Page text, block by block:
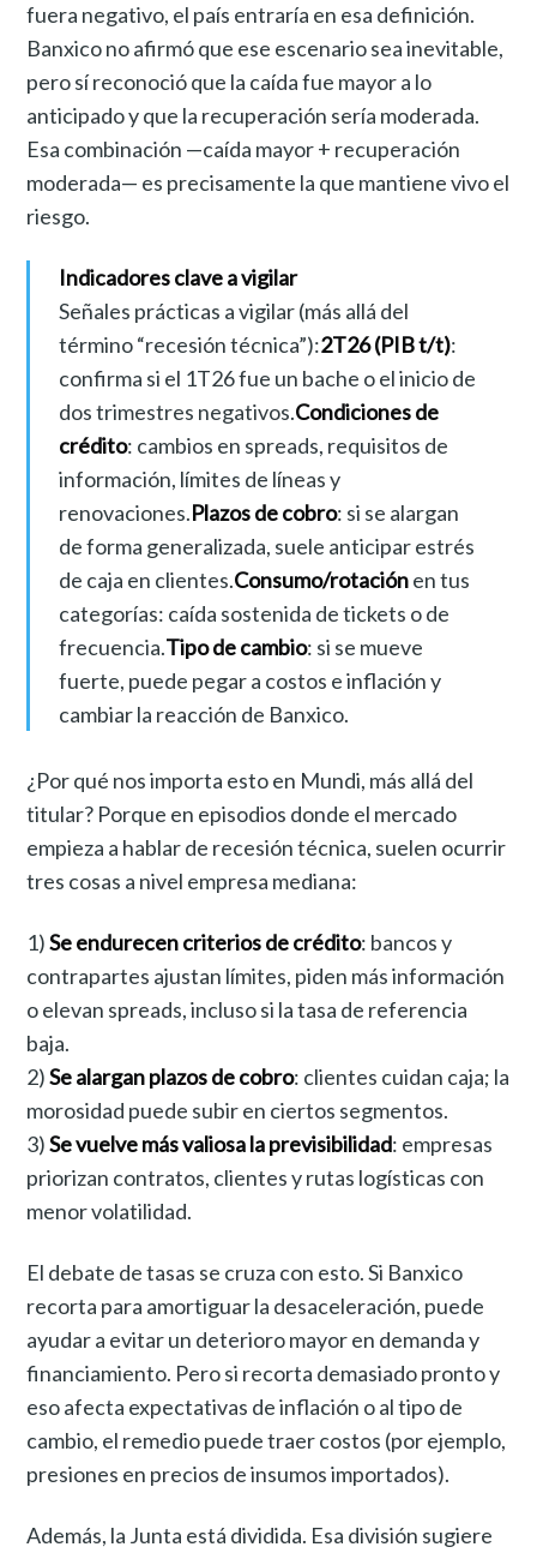
fuera negativo, el país entraría en esa definición.
Banxico no afirmó que ese escenario sea inevitable,
pero sí reconoció que la caída fue mayor a lo
anticipado y que la recuperación sería moderada.
Esa combinación —caída mayor + recuperación
moderada— es precisamente la que mantiene vivo el
riesgo.
Indicadores clave a vigilar
Señales prácticas a vigilar (más allá del
término “recesión técnica”):2T26 (PIB t/t):
confirma si el 1T26 fue un bache o el inicio de
dos trimestres negativos.Condiciones de
crédito: cambios en spreads, requisitos de
información, límites de líneas y
renovaciones.Plazos de cobro: si se alargan
de forma generalizada, suele anticipar estrés
de caja en clientes.Consumo/rotaciónen tus
categorías: caída sostenida de tickets o de
frecuencia.Tipo de cambio: si se mueve
fuerte, puede pegar a costos e inflación y
cambiar la reacción de Banxico.
¿Por qué nos importa esto en Mundi, más allá del
titular? Porque en episodios donde el mercado
empieza a hablar de recesión técnica, suelen ocurrir
tres cosas a nivel empresa mediana:
1)Se endurecen criterios de crédito: bancos y
contrapartes ajustan límites, piden más información
o elevan spreads, incluso si la tasa de referencia
baja.
2)Se alargan plazos de cobro: clientes cuidan caja; la
morosidad puede subir en ciertos segmentos.
3)Se vuelve más valiosa la previsibilidad: empresas
priorizan contratos, clientes y rutas logísticas con
menor volatilidad.
El debate de tasas se cruza con esto. Si Banxico
recorta para amortiguar la desaceleración, puede
ayudar a evitar un deterioro mayor en demanda y
financiamiento. Pero si recorta demasiado pronto y
eso afecta expectativas de inflación o al tipo de
cambio, el remedio puede traer costos (por ejemplo,
presiones en precios de insumos importados).
Además, la Junta está dividida. Esa división sugiere